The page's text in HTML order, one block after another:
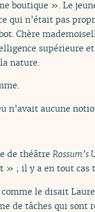
boutique ». Le
qui n’était pas
Chère
supérieure
nature.
aucune
de théâtre Rossum’s
» ; il y a en tout cas
comme le disait
de tâches qui